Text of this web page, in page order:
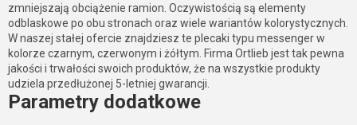
zmniejszają obciążenie ramion. Oczywistością są elementy
odblaskowe po obu stronach oraz wiele wariantów kolorystycznych.
W naszej stałej ofercie znajdziesz te plecaki typu messenger w
kolorze czarnym, czerwonym i żółtym. Firma Ortlieb jest tak pewna
jakości i trwałości swoich produktów, że na wszystkie produkty
udziela przedłużonej 5-letniej gwarancji.
Parametry dodatkowe